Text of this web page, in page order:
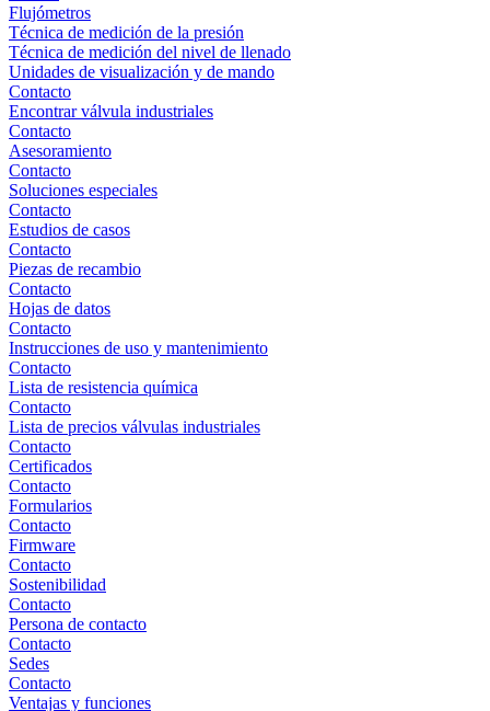
Flujómetros
Técnica de medición de la presión
Técnica de medición del nivel de llenado
Unidades de visualización y de mando
Contacto
Encontrar válvula industriales
Contacto
Asesoramiento
Contacto
Soluciones especiales
Contacto
Estudios de casos
Contacto
Piezas de recambio
Contacto
Hojas de datos
Contacto
Instrucciones de uso y mantenimiento
Contacto
Lista de resistencia química
Contacto
Lista de precios válvulas industriales
Contacto
Certificados
Contacto
Formularios
Contacto
Firmware
Contacto
Sostenibilidad
Contacto
Persona de contacto
Contacto
Sedes
Contacto
Ventajas y funciones